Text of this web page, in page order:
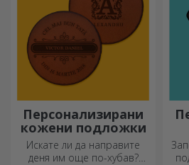
Персонализирани
кожени подложки
Искате ли да направите
деня им още по-хубав?